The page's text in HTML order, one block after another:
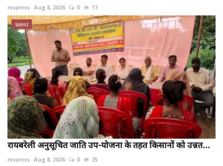
rexpress Aug 8, 2026 0 17
latest
रायबरेली अनुसूचित जाति उप-योजना के तहत किसानों को उन्नत...
rexpress Aug 8, 2026 0 25